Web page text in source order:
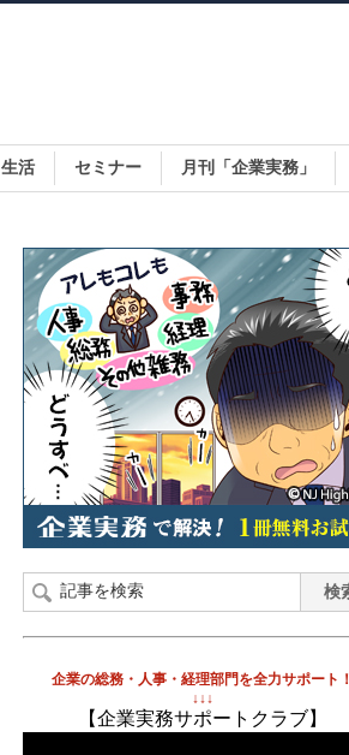
生活 セミナー 月刊「企業実務」
企業の総務・人事・経理部門を全力サポート！
↓↓↓
【企業実務サポートクラブ】